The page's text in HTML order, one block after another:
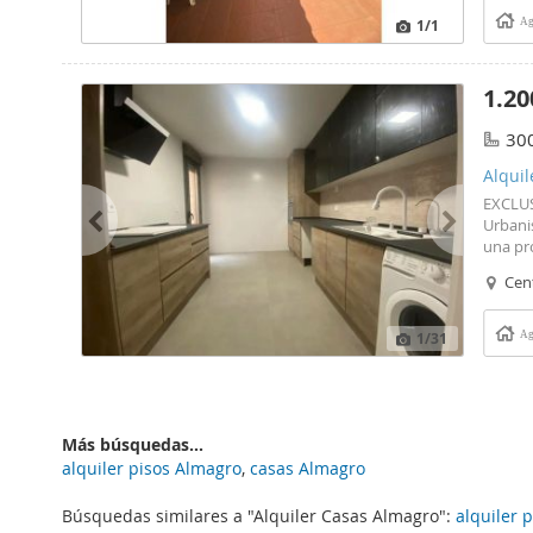
Búsquedas similares a "Alquiler Casas Almagro": alquiler
1/1
1/31
una
300
Más búsquedas...
alquiler pisos Almagro, casas Almagro